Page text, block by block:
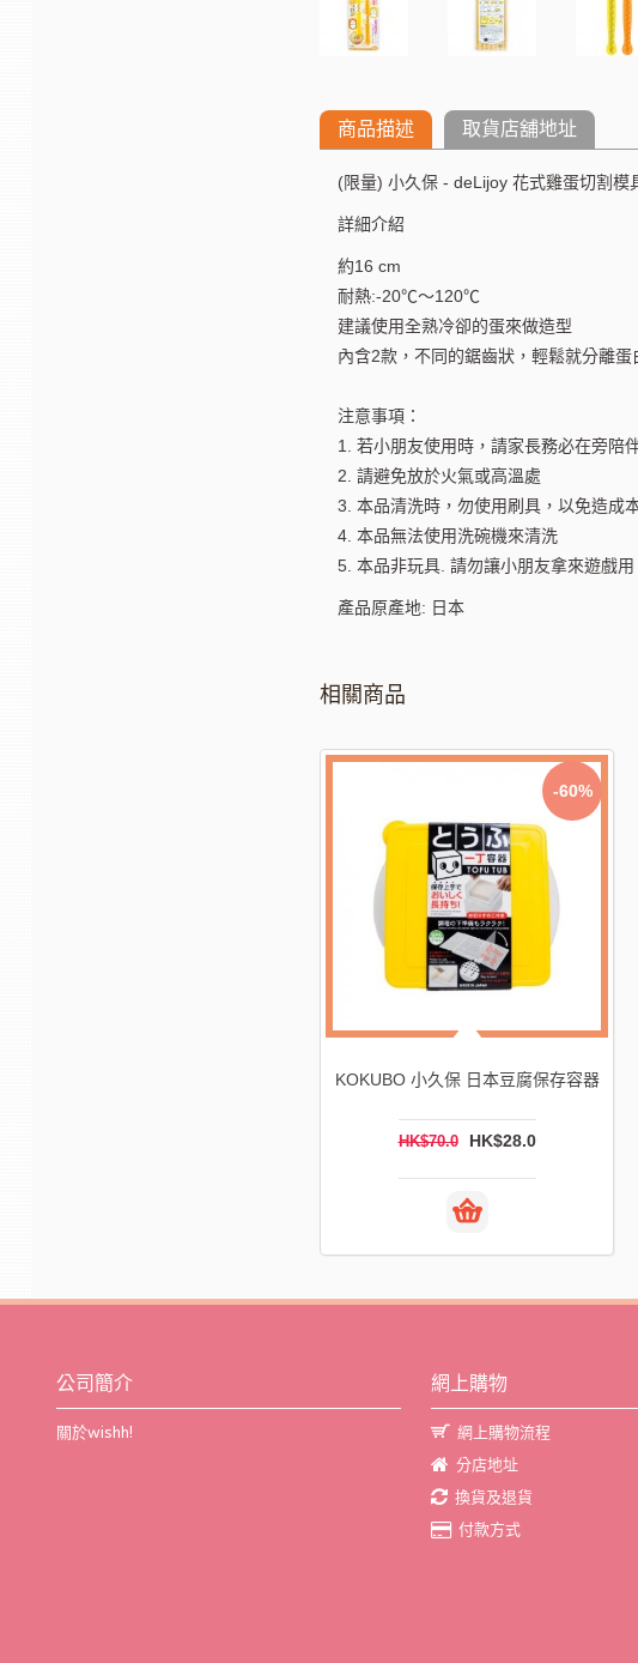
商品描述 取貨店舖地址
(限量) 小久保 - deLijoy 花式雞蛋切割
詳細介紹
約16 cm
耐熱:-20℃〜120℃
建議使用全熟冷卻的蛋來做造型
內含2款，不同的鋸齒狀，輕鬆就分離蛋
注意事項：
1. 若小朋友使用時，請家長務必在旁陪
2. 請避免放於火氣或高溫處
3. 本品清洗時，勿使用刷具，以免造成
4. 本品無法使用洗碗機來清洗
5. 本品非玩具. 請勿讓小朋友拿來遊戲用
產品原產地: 日本
相關商品
KOKUBO 小久保 強力去污海綿
HK$12.0
HH 家居
公司簡介
關於wishh!
網上購物
網上購物流程
分店地址
換貨及退貨
付款方式